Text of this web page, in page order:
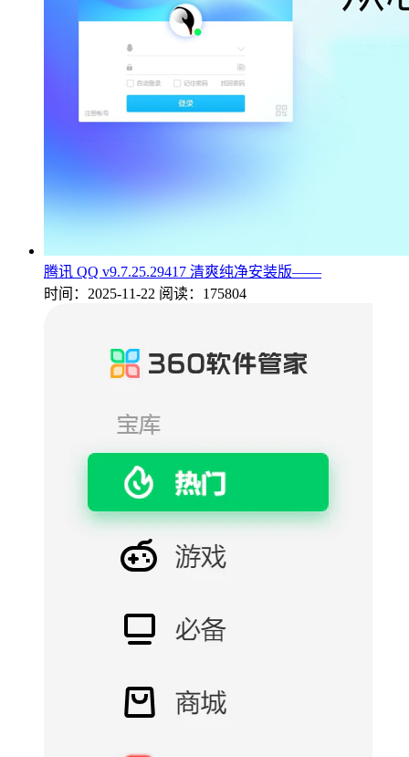
腾讯 QQ v9.7.25.29417 清爽纯净安装版——
时间：2025-11-22 阅读：175804